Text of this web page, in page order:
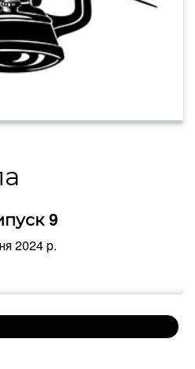
9
2024 р.